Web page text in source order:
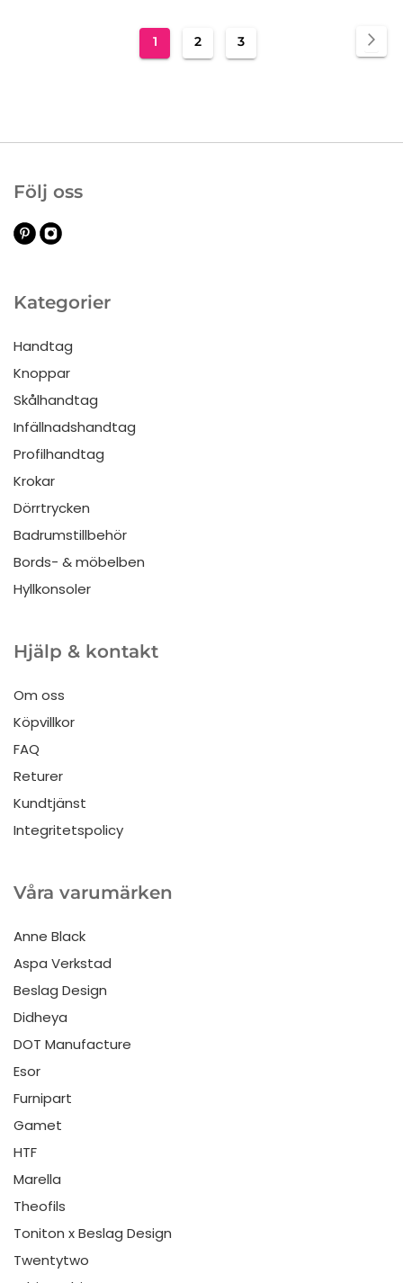
You're
1 Sida
2 Sida
3
Kategorier
Handtag
Knoppar
Skålhandtag
Infällnadshandtag
Profilhandtag
Krokar
Dörrtrycken
Badrumstillbehör
Bords- & möbelben
Hyllkonsoler
Hjälp & kontakt
Om oss
Köpvillkor
FAQ
Returer
Kundtjänst
Integritetspolicy
Våra varumärken
Anne Black
Aspa Verkstad
Beslag Design
Didheya
DOT Manufacture
Esor
Furnipart
Gamet
HTF
Marella
Theofils
Toniton x Beslag Design
Twentytwo
Följ oss